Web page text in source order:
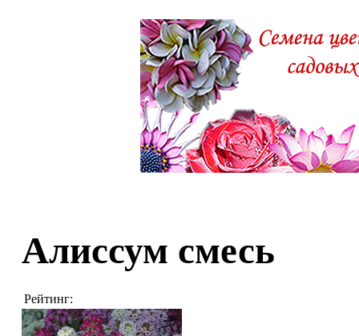
Алиссум смесь
Рейтинг: